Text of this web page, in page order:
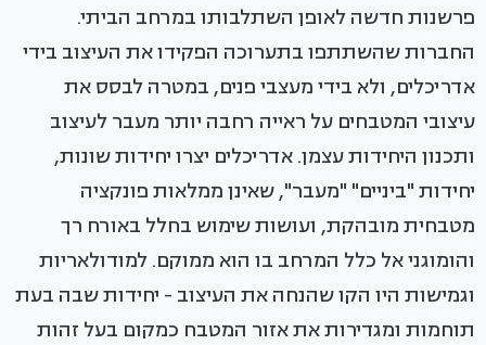
פרשנות חדשה לאופן השתלבותו במרחב הביתי.
החברות שהשתתפו בתערוכה הפקידו את העיצוב בידי
אדריכלים, ולא בידי מעצבי פנים, במטרה לבסס את
עיצובי המטבחים על ראייה רחבה יותר מעבר לעיצוב
ותכנון היחידות עצמן. אדריכלים יצרו יחידות שונות,
יחידות "ביניים" "מעבר", שאינן ממלאות פונקציה
מטבחית מובהקת, ועושות שימוש בחלל באורח רך
והומוגני אל כלל המרחב בו הוא ממוקם. למודולאריות
וגמישות היו הקו שהנחה את העיצוב - יחידות שבה בעת
תוחמות ומגדירות את אזור המטבח כמקום בעל זהות